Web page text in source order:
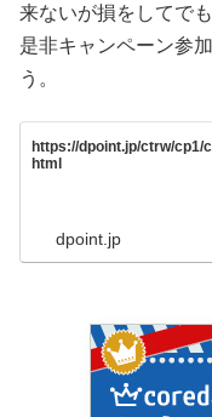
来ないが損をしてで
是非キャンペーン参
う。
https://dpoint.jp/ctrw/cp1/
html
dpoint.jp